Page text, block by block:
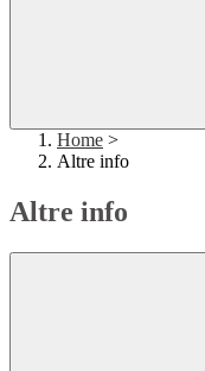
Home >
Altre info
Altre info